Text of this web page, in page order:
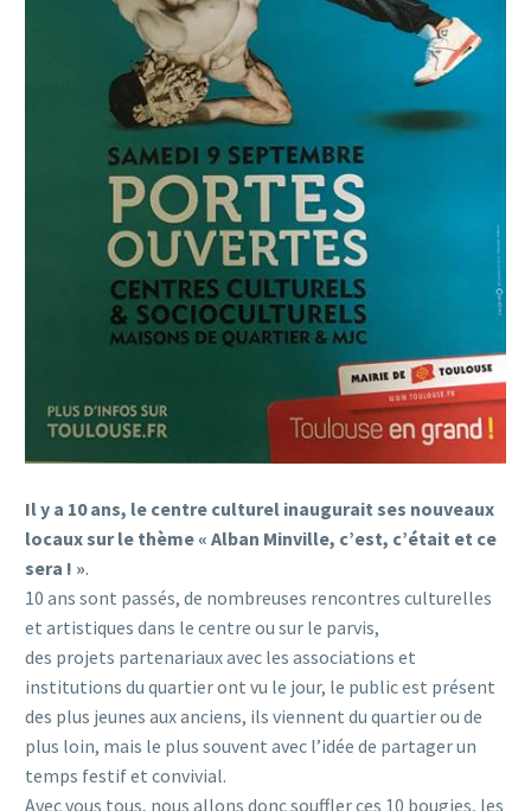
Il y a 10 ans, le centre culturel inaugurait ses nouveaux
locaux sur le thème « Alban Minville, c’est, c’était et ce
sera ! ».
10 ans sont passés, de nombreuses rencontres culturelles
et artistiques dans le centre ou sur le parvis,
des projets partenariaux avec les associations et
institutions du quartier ont vu le jour, le public est présent
des plus jeunes aux anciens, ils viennent du quartier ou de
plus loin, mais le plus souvent avec l’idée de partager un
temps festif et convivial.
Avec vous tous, nous allons donc souffler ces 10 bougies, les